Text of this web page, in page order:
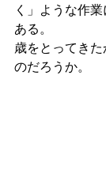
く」ような作
ある。
歳をとってき
のだろうか。